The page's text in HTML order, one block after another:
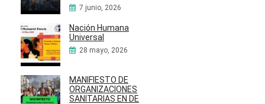
7 junio, 2026
Nación Humana
Universal
28 mayo, 2026
MANIFIESTO DE
ORGANIZACIONES
SANITARIAS EN DE